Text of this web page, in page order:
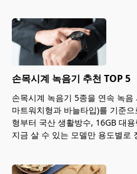
손목시계 녹음기 추천 TOP 5
손목시계 녹음기 5종을 연속 녹
마트워치형과 바늘타입)를 기준
형부터 국산 생활방수, 16GB 대
지금 살 수 있는 모델만 용도별로